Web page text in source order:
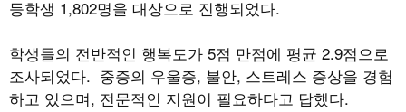
등학생 1,802명을 대상으로 진행되었다.
학생들의 전반적인 행복도가 5점 만점에 평균 2.9점으로
조사되었다. 중증의 우울증, 불안, 스트레스 증상을 경험
하고 있으며, 전문적인 지원이 필요하다고 답했다.